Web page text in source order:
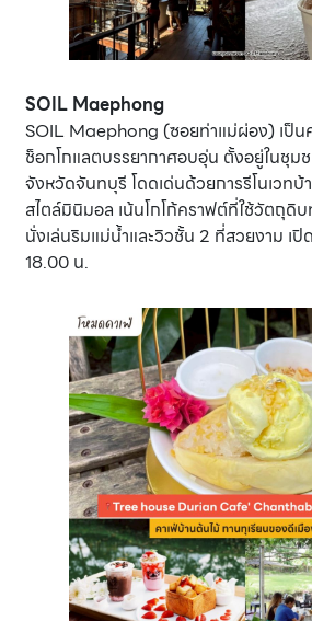
SOIL Maephong
SOIL Maephong (ซอยท่าแม่ผ่อง) เป็น
ช็อกโกแลตบรรยากาศอบอุ่น ตั้งอยู่ในชุม
จังหวัดจันทบุรี โดดเด่นด้วยการรีโนเวทบ้า
สไตล์มินิมอล เน้นโกโก้คราฟต์ที่ใช้วัตถุ
นั่งเล่นริมแม่น้ำและวิวชั้น 2 ที่สวยงาม เ
18.00 น.